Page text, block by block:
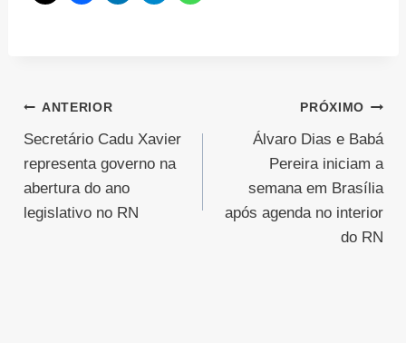
Navegação
de
Post
ANTERIOR
Secretário Cadu Xavier
representa governo na
abertura do ano
legislativo no RN
PRÓXIMO
Álvaro Dias e Babá
Pereira iniciam a
semana em Brasília
após agenda no interior
do RN